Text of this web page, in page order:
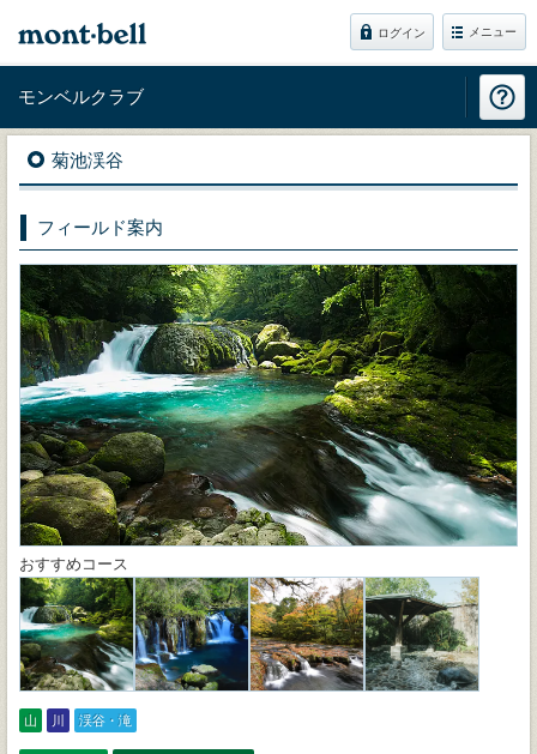
ログイン メニュー
モンベルクラブ
菊池渓谷
フィールド案内
おすすめコース
山 川 渓谷・滝